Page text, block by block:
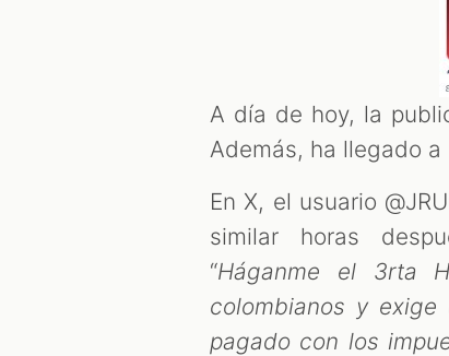
A día de hoy, la
Además, ha llegado
En X, el usuario
similar horas
“Háganme el 3rta
colombianos y
pagado con los